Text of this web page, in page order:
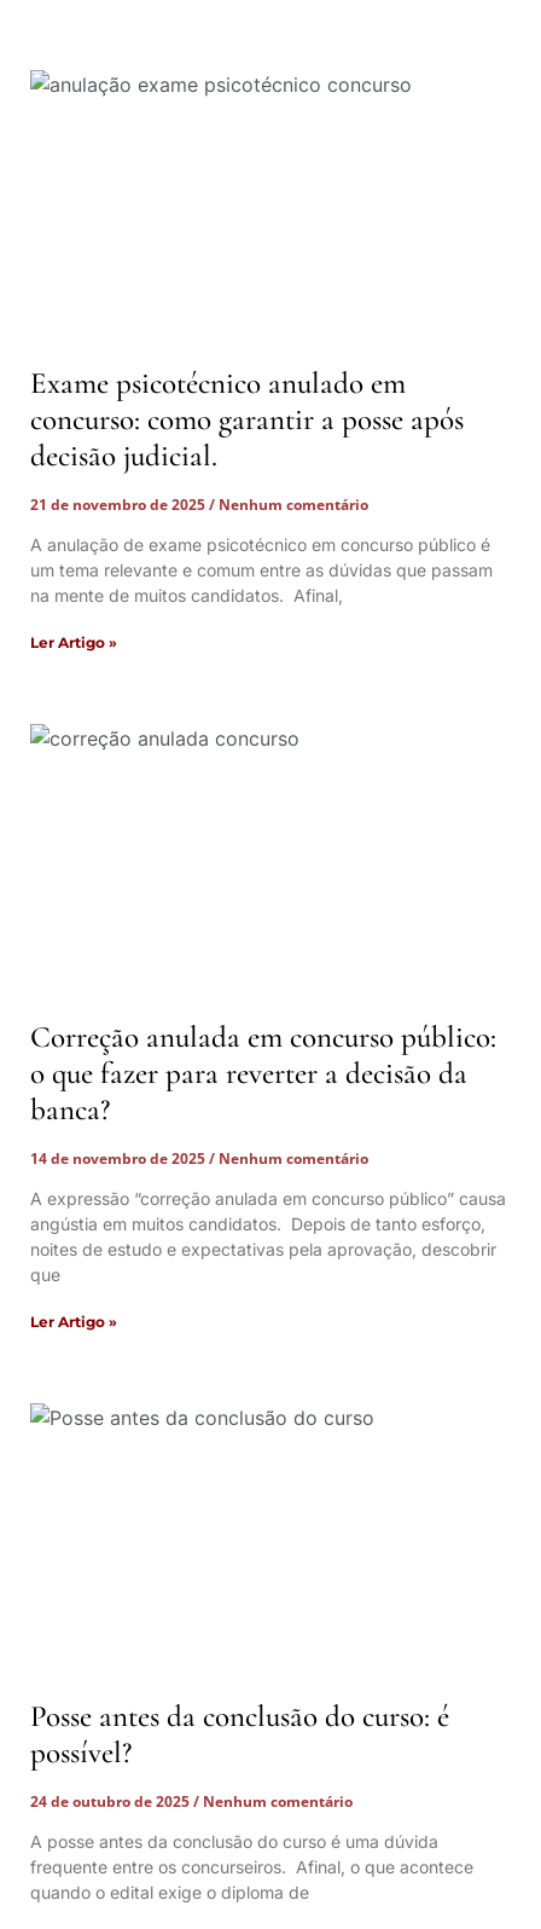
Exame psicotécnico anulado em
concurso: como garantir a posse após
decisão judicial.
21 de novembro de 2025
Nenhum comentário
A anulação de exame psicotécnico em concurso público é
um tema relevante e comum entre as dúvidas que passam
na mente de muitos candidatos. Afinal,
Ler Artigo »
Correção anulada em concurso público:
o que fazer para reverter a decisão da
banca?
14 de novembro de 2025
Nenhum comentário
A expressão “correção anulada em concurso público” causa
angústia em muitos candidatos. Depois de tanto esforço,
noites de estudo e expectativas pela aprovação, descobrir
que
Ler Artigo »
Posse antes da conclusão do curso: é
possível?
24 de outubro de 2025
Nenhum comentário
A posse antes da conclusão do curso é uma dúvida
frequente entre os concurseiros. Afinal, o que acontece
quando o edital exige o diploma de